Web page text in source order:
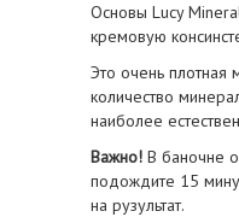
Основы Lucy
кремовую
Это очень плотная
количество
наиболее
Важно! В баночне
подождите 15
на рузультат.